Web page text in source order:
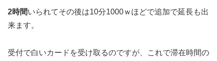
2時間いられてその後は10分1000ｗほどで追加で延長も出
来ます。
受付で白いカードを受け取るのですが、これで滞在時間の